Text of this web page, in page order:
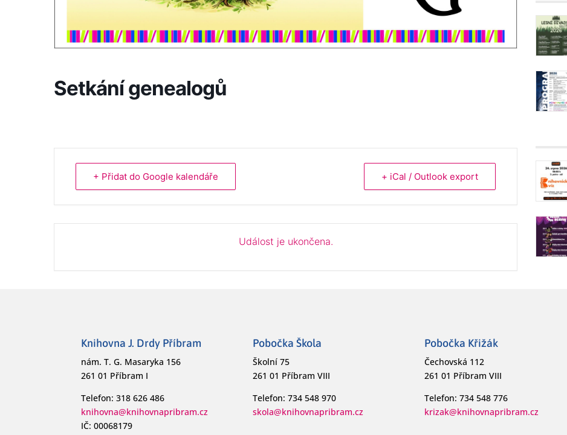
Setkání genealogů
+ Přidat do Google kalendáře + iCal / Outlook export
Událost je ukončena.
Knihovna J. Drdy Příbram
nám. T. G. Masaryka 156
261 01 Příbram I
Telefon: 318 626 486
knihovna@knihovnapribram.cz
IČ: 00068179
Pobočka Škola
Školní 75
261 01 Příbram VIII
Telefon: 734 548 970
skola@knihovnapribram.cz
Pobočka Křižák
Čechovská 112
261 01 Příbram VIII
Telefon: 734 548 776
krizak@knihovnapribram.cz